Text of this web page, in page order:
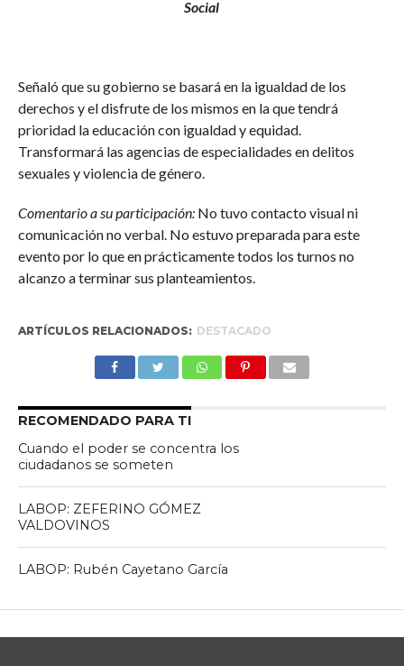
Social
Señaló que su gobierno se basará en la igualdad de los
derechos y el disfrute de los mismos en la que tendrá
prioridad la educación con igualdad y equidad.
Transformará las agencias de especialidades en delitos
sexuales y violencia de género.
Comentario a su participación:No tuvo contacto visual ni
comunicación no verbal. No estuvo preparada para este
evento por lo que en prácticamente todos los turnos no
alcanzo a terminar sus planteamientos.
ARTÍCULOS RELACIONADOS: DESTACADO
RECOMENDADO PARA TI
Cuando el poder se concentra los
ciudadanos se someten
LABOP: ZEFERINO GÓMEZ
VALDOVINOS
LABOP: Rubén Cayetano García